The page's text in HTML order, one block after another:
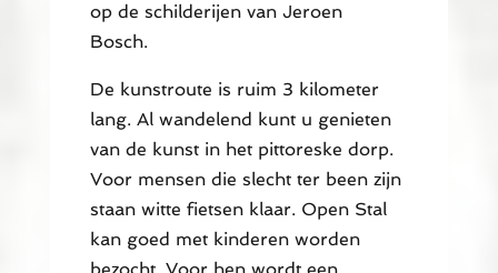
op de schilderijen van Jeroen
Bosch.
De kunstroute is ruim 3 kilometer
lang. Al wandelend kunt u genieten
van de kunst in het pittoreske dorp.
Voor mensen die slecht ter been zijn
staan witte fietsen klaar. Open Stal
kan goed met kinderen worden